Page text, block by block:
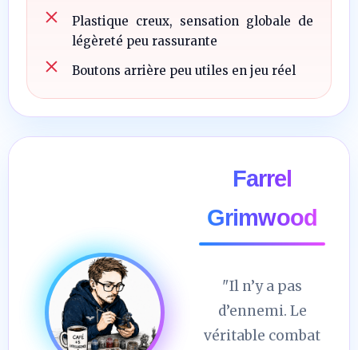
Plastique creux, sensation globale de
légèreté peu rassurante
Boutons arrière peu utiles en jeu réel
Farrel
Grimwood
"Il n’y a pas
d’ennemi. Le
véritable combat